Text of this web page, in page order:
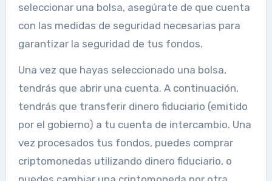
seleccionar una bolsa, asegúrate de que cuenta
con las medidas de seguridad necesarias para
garantizar la seguridad de tus fondos.
Una vez que hayas seleccionado una bolsa,
tendrás que abrir una cuenta. A continuación,
tendrás que transferir dinero fiduciario (emitido
por el gobierno) a tu cuenta de intercambio. Una
vez procesados tus fondos, puedes comprar
criptomonedas utilizando dinero fiduciario, o